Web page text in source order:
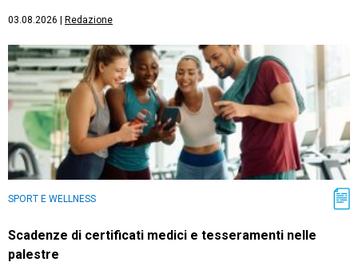
03.08.2026 Redazione
SPORT E WELLNESS
Scadenze di certificati medici e tesseramenti nelle
palestre